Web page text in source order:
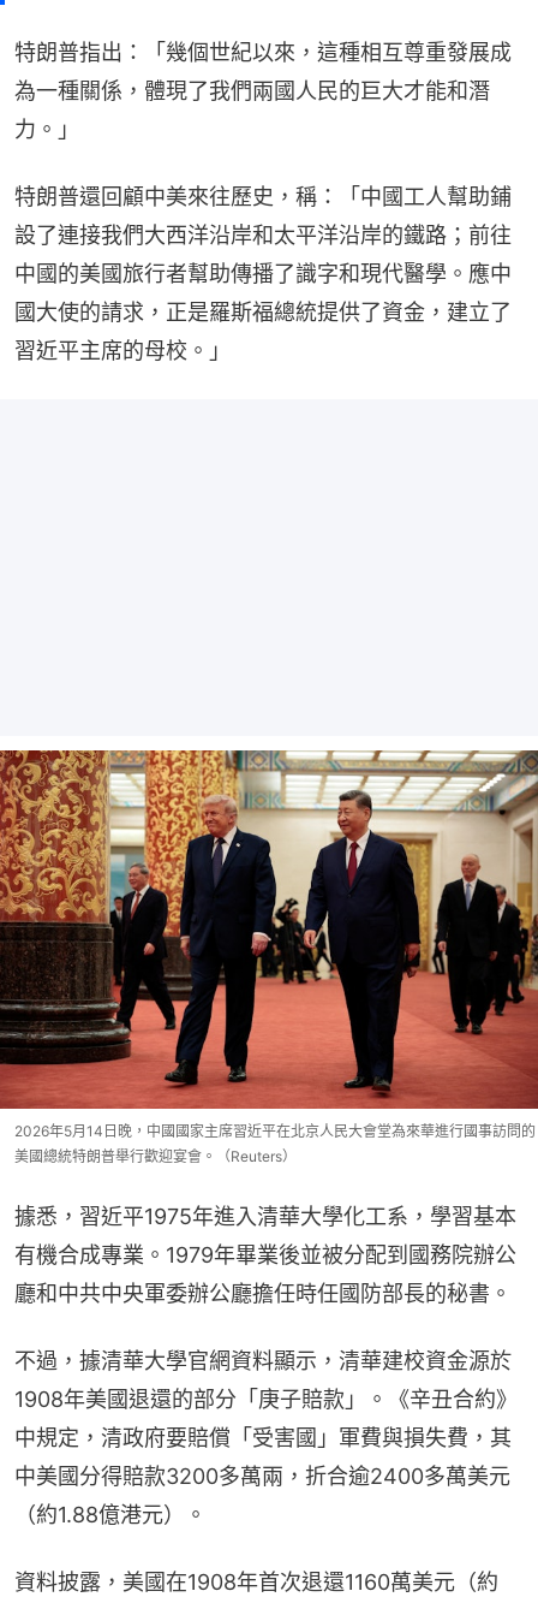
特朗普指出：「幾個世紀以來，這種相互尊重發展成
為一種關係，體現了我們兩國人民的巨大才能和潛
力。」
特朗普還回顧中美來往歷史，稱：「中國工人幫助鋪
設了連接我們大西洋沿岸和太平洋沿岸的鐵路；前往
中國的美國旅行者幫助傳播了識字和現代醫學。應中
國大使的請求，正是羅斯福總統提供了資金，建立了
習近平主席的母校。」
2026年5月14日晚，中國國家主席習近平在北京人民大會堂為來華進行國事訪問的
美國總統特朗普舉行歡迎宴會。（Reuters）
據悉，習近平1975年進入清華大學化工系，學習基本
有機合成專業。1979年畢業後並被分配到國務院辦公
廳和中共中央軍委辦公廳擔任時任國防部長的秘書。
不過，據清華大學官網資料顯示，清華建校資金源於
1908年美國退還的部分「庚子賠款」。《辛丑合約》
中規定，清政府要賠償「受害國」軍費與損失費，其
中美國分得賠款3200多萬兩，折合逾2400多萬美元
（約1.88億港元）。
資料披露，美國在1908年首次退還1160萬美元（約